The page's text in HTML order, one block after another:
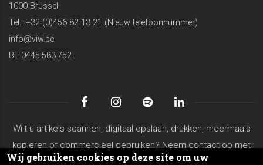
1000 Brussel
Tel.: +32 (0)456 82 13 21 (Nieuw telefoonnummer)
info@viw.be
BE 0445.583.752
Wilt u artikels scannen, digitaal opslaan, drukken, meermaals
kopiëren of commercieel gebruiken? Neem contact op met
koen.vanderschaeghe@viw.be
Wij gebruiken cookies op deze site om uw